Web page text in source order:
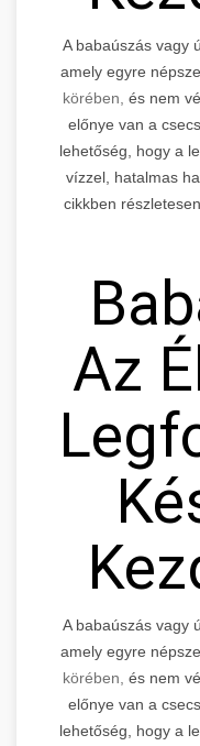
A babaúszás vagy
amely egyre
körében, és nem
előnye van a
lehetőség, hogy a
vízzel, hatalmas
cikkben
Az
A babaúszás vagy
amely egyre
körében, és nem
előnye van a
lehetőség, hogy a